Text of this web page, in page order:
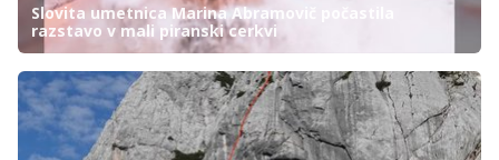
Slovita umetnica Marina Abramovič počastila
razstavo v mali piranski cerkvi